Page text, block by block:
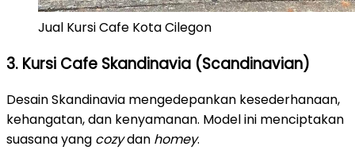
Jual Kursi Cafe Kota Cilegon
3. Kursi Cafe Skandinavia (Scandinavian)
Desain Skandinavia mengedepankan kesederhanaan,
kehangatan, dan kenyamanan. Model ini menciptakan
suasana yang cozydan homey.